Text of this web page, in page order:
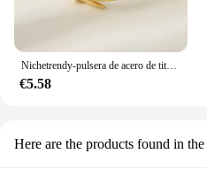
Nichetrendy-pulsera de acero de titanio para mujer, joyería de mano versátil, joyería de moda transfronteriza, alta calidad, venta al por mayor
€5.58
Here are the products found in the